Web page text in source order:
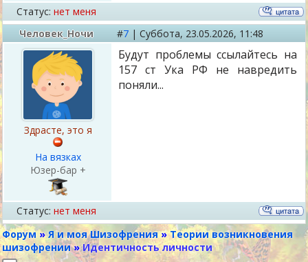
Статус: нет меня
Человек_Ночи
#7 | Суббота, 23.05.2026, 11:48
Здрасте, это я
На вязках
Юзер-бар +
Будут проблемы ссылайтесь на
157 ст Ука РФ не навредить
поняли...
Статус: нет меня
Форум » Я и моя Шизофрения » Теории возникновения
шизофрении » Идентичность личности